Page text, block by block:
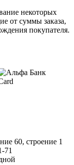
некоторых
от суммы заказа,
покупателя.
60, строение 1
71